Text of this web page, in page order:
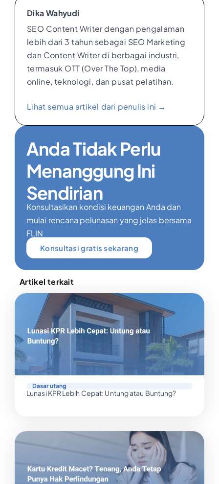
Dika Wahyudi
SEO Content Writer dengan pengalaman
lebih dari 3 tahun sebagai SEO Marketing
dan Content Writer di berbagai industri,
termasuk OTT (Over The Top), media
online, teknologi, dan pusat pelatihan.
Lihat semua artikel dari penulis ini →
Anda Tidak Perlu
Menanggung Ini
Sendirian
Konsultasikan kondisi keuangan Anda dan
mulai rencana pelunasan yang jelas bersama
FLIN
Konsultasi gratis sekarang
Artikel terkait
Dasar utang
Lunasi KPR Lebih Cepat: Untung atau Buntung?